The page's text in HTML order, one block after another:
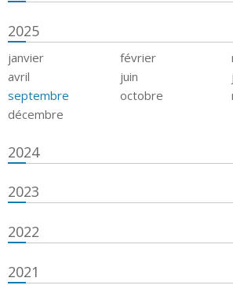
2025
janvier février
avril
juin
septembre
octobre
décembre
2024
2023
2022
2021